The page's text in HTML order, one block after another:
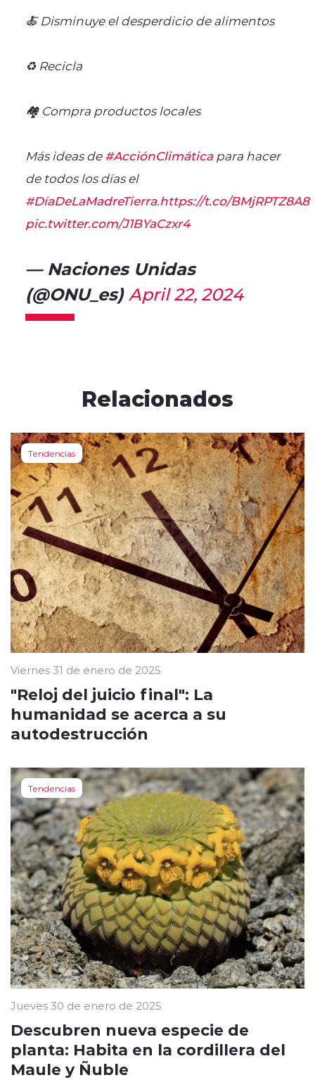
🍝 Disminuye el desperdicio de alimentos
♻️ Recicla
🏘️ Compra productos locales
Más ideas de#AcciónClimáticapara hacer
de todos los días el
#DíaDeLaMadreTierra.https://t.co/BMjRPTZ8A8
pic.twitter.com/J1BYaCzxr4
— Naciones Unidas
(@ONU_es) April 22, 2024
Relacionados
Tendencias
Viernes 31 de enero de 2025
"Reloj del juicio final": La
humanidad se acerca a su
autodestrucción
Tendencias
Jueves 30 de enero de 2025
Descubren nueva especie de
planta: Habita en la cordillera del
Maule y Ñuble